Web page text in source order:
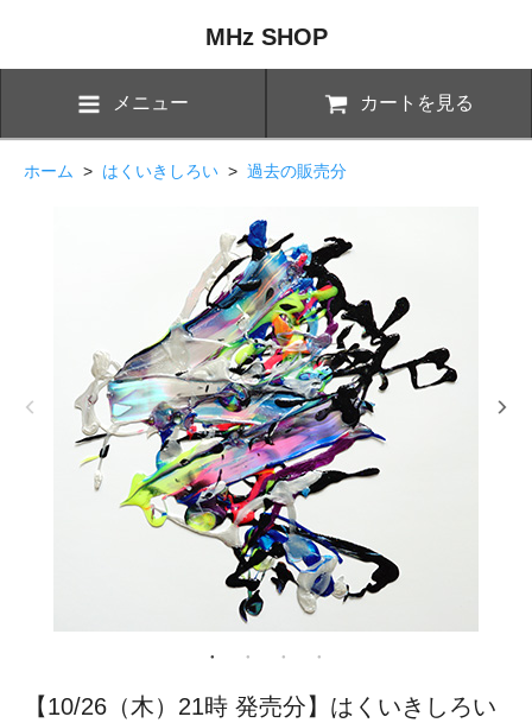
MHz SHOP
メニュー カートを見る
ホーム > はくいきしろい > 過去の販売分
【10/26（木）21時 発売分】はくいきしろい